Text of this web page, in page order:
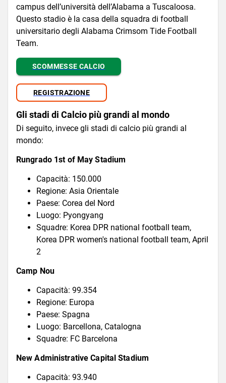
campus dell’università dell’Alabama a Tuscaloosa.
Questo stadio è la casa della squadra di football
universitario degli Alabama Crimsom Tide Football
Team.
SCOMMESSE CALCIO
REGISTRAZIONE
Gli stadi di Calcio più grandi al mondo
Di seguito, invece gli stadi di calcio più grandi al
mondo:
Rungrado 1st of May Stadium
Capacità: 150.000
Regione: Asia Orientale
Paese: Corea del Nord
Luogo: Pyongyang
Squadre: Korea DPR national football team,
Korea DPR women's national football team, April
2
Camp Nou
Capacità: 99.354
Regione: Europa
Paese: Spagna
Luogo: Barcellona, Catalogna
Squadre: FC Barcelona
New Administrative Capital Stadium
Capacità: 93.940